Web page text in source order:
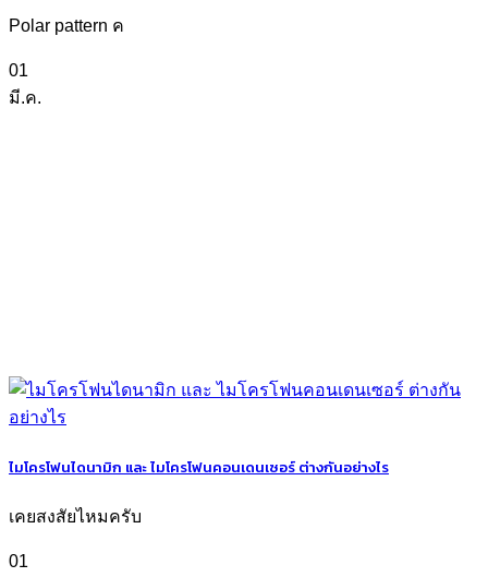
Polar pattern ค
01
มี.ค.
ไมโครโฟนไดนามิก และ ไมโครโฟนคอนเดนเซอร์ ต่างกันอย่างไร
เคยสงสัยไหมครับ
01